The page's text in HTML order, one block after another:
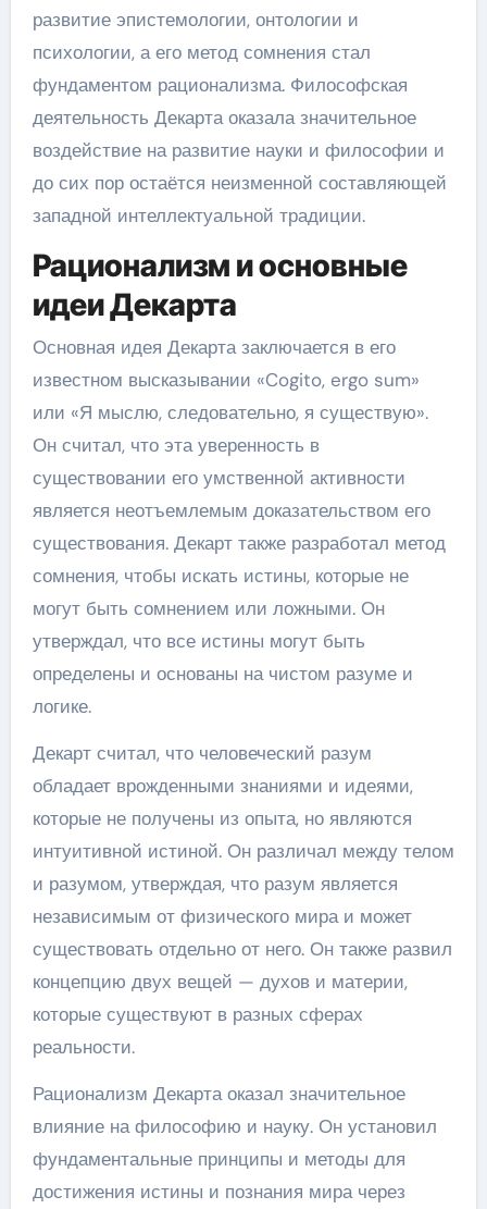
развитие эпистемологии, онтологии и
психологии, а его метод сомнения стал
фундаментом рационализма. Философская
деятельность Декарта оказала значительное
воздействие на развитие науки и философии и
до сих пор остаётся неизменной составляющей
западной интеллектуальной традиции.
Рационализм и основные
идеи Декарта
Основная идея Декарта заключается в его
известном высказывании «Cogito, ergo sum»
или «Я мыслю, следовательно, я существую».
Он считал, что эта уверенность в
существовании его умственной активности
является неотъемлемым доказательством его
существования. Декарт также разработал метод
сомнения, чтобы искать истины, которые не
могут быть сомнением или ложными. Он
утверждал, что все истины могут быть
определены и основаны на чистом разуме и
логике.
Декарт считал, что человеческий разум
обладает врожденными знаниями и идеями,
которые не получены из опыта, но являются
интуитивной истиной. Он различал между телом
и разумом, утверждая, что разум является
независимым от физического мира и может
существовать отдельно от него. Он также развил
концепцию двух вещей — духов и материи,
которые существуют в разных сферах
реальности.
Рационализм Декарта оказал значительное
влияние на философию и науку. Он установил
фундаментальные принципы и методы для
достижения истины и познания мира через